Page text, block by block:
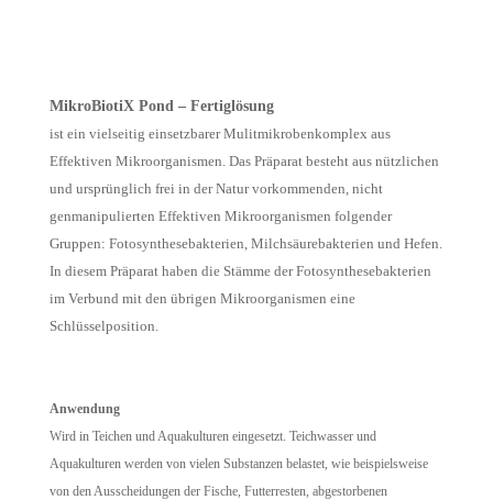
MikroBiotiX Pond– Fertiglösung
ist ein vielseitig einsetzbarer Mulitmikrobenkomplex aus
Effektiven Mikroorganismen. Das Präparat besteht aus nützlichen
und ursprünglich frei in der Natur vorkommenden, nicht
genmanipulierten Effektiven Mikroorganismen folgender
Gruppen: Fotosynthesebakterien, Milchsäurebakterien und Hefen.
In diesem Präparat haben die Stämme der Fotosynthesebakterien
im Verbund mit den übrigen Mikroorganismen eine
Schlüsselposition.
Anwendung
Wird in Teichen und Aquakulturen eingesetzt. Teichwasser und
Aquakulturen werden von vielen Substanzen belastet, wie beispielsweise
von den Ausscheidungen der Fische, Futterresten, abgestorbenen